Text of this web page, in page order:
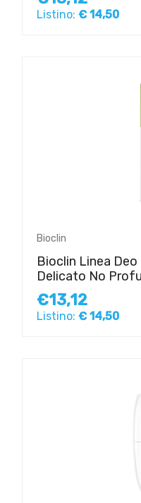
Listino: € 14,50
Bioclin
Bioclin Linea
Delicato No
€13,12
Listino: € 14,50